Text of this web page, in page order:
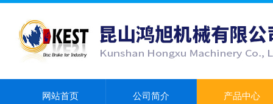
网站首页 公司简介 产品中心